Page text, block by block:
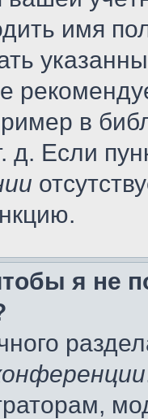
имя
в
д. Если
я не